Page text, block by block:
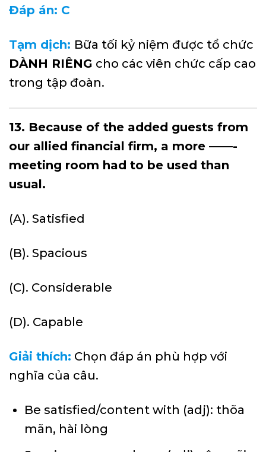
Đáp án: C
Tạm dịch: Bữa tối kỷ niệm được tổ chức
DÀNH RIÊNG cho các viên chức cấp cao
trong tập đoàn.
13. Because of the added guests from
our allied financial firm, a more ——-
meeting room had to be used than
usual.
(A). Satisfied
(B). Spacious
(C). Considerable
(D). Capable
Giải thích: Chọn đáp án phù hợp với
nghĩa của câu.
Be satisfied/content with (adj): thõa
mãn, hài lòng